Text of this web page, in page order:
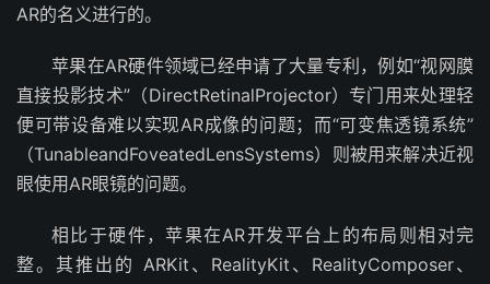
AR的名义进行的。
苹果在AR硬件领域已经申请了大量专利，例如“视网膜
直接投影技术”（DirectRetinalProjector）专门用来处理轻
便可带设备难以实现AR成像的问题；而“可变焦透镜系统”
（TunableandFoveatedLensSystems）则被用来解决近视
眼使用AR眼镜的问题。
相比于硬件，苹果在AR开发平台上的布局则相对完
整。其推出的 ARKit、RealityKit、RealityComposer、